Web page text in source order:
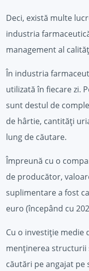
Deci, există multe
industria
management al
În industria
utilizată în fiecare zi.
sunt destul de
de hârtie, cantități
lung de căutare.
Împreună cu o
de producător,
suplimentare a fost
euro (începând cu
Cu o investiție
menținerea structurii
căutări pe angajat pe